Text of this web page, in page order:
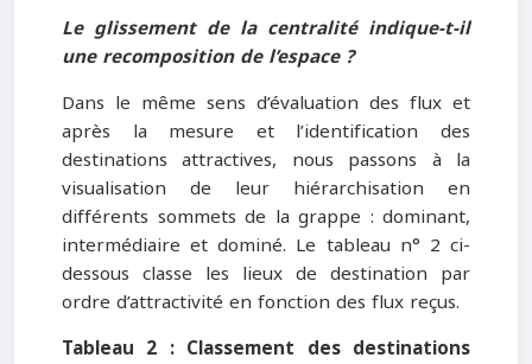
Le glissement de la centralité indique-t-il
une recomposition de l’espace ?
Dans le même sens d’évaluation des flux et
après la mesure et l’identification des
destinations attractives, nous passons à la
visualisation de leur hiérarchisation en
différents sommets de la grappe : dominant,
intermédiaire et dominé. Le tableau n° 2 ci-
dessous classe les lieux de destination par
ordre d’attractivité en fonction des flux reçus.
Tableau 2 : Classement des destinations